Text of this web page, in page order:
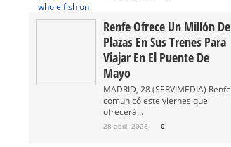
Renfe Ofrece Un Millón De
Plazas En Sus Trenes Para
Viajar En El Puente De
Mayo
MADRID, 28 (SERVIMEDIA) Renfe
comunicó este viernes que
ofrecerá...
28 abril, 2023 0